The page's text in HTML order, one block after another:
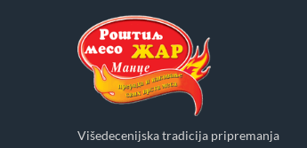
Višedecenijska tradicija pripremanja